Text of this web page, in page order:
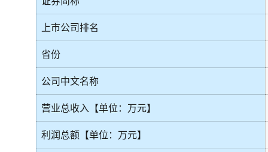
上市公司排名
省份
公司中文名称
营业总收入【单位：万元】
利润总额【单位：万元】